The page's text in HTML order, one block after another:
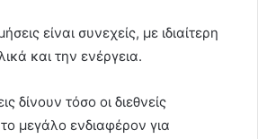
είναι συνεχείς, με ιδιαίτερη
και την ενέργεια.
δίνουν τόσο οι διεθνείς
το μεγάλο ενδιαφέρον για